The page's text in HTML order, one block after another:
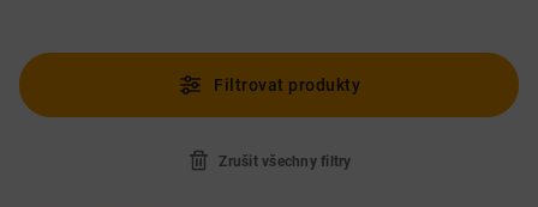
Filtrovat produkty
Zrušit všechny filtry